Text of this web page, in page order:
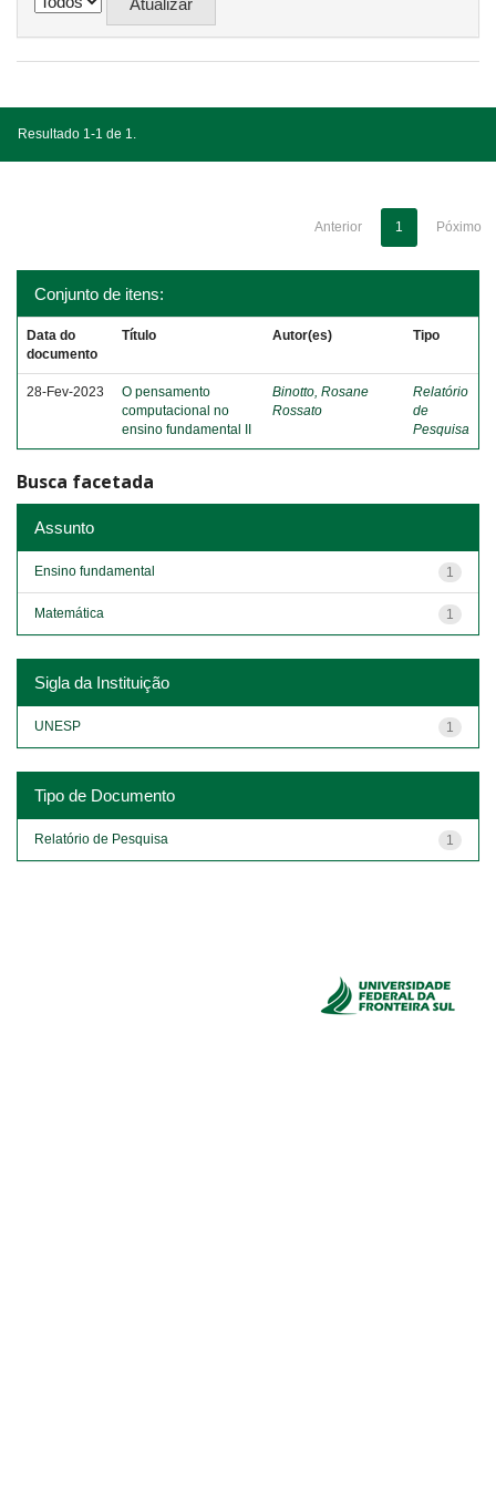
Resultado 1-1 de 1.
Anterior 1 Póximo
Conjunto de itens:
Data do
documento
Título Autor(es) Tipo
28-Fev-2023
O pensamento
computacional no
ensino fundamental II
Binotto, Rosane
Rossato
Relatório
de
Pesquisa
Busca facetada
Assunto
1
Ensino fundamental
1
Matemática
Sigla da Instituição
1
UNESP
Tipo de Documento
1
Relatório de Pesquisa